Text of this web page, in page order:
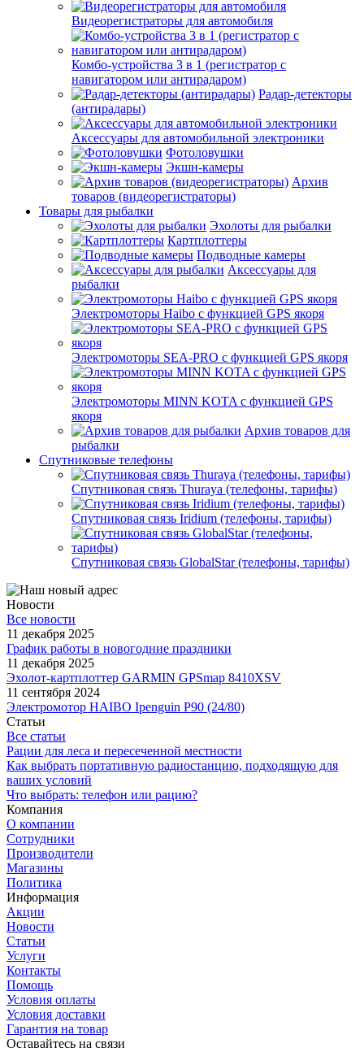
Видеорегистраторы для автомобиля
Комбо-устройства 3 в 1 (регистратор с
навигатором или антирадаром)
Радар-детекторы
(антирадары)
Аксессуары для автомобильной электроники
Фотоловушки
Экшн-камеры
Архив
товаров (видеорегистраторы)
Товары для рыбалки
Эхолоты для рыбалки
Картплоттеры
Подводные камеры
Аксессуары для
рыбалки
Электромоторы Haibo с функцией GPS якоря
Электромоторы SEA-PRO с функцией GPS якоря
Электромоторы MINN KOTA с функцией GPS
якоря
Архив товаров для
рыбалки
Спутниковые телефоны
Спутниковая связь Thuraya (телефоны, тарифы)
Спутниковая связь Iridium (телефоны, тарифы)
Спутниковая связь GlobalStar (телефоны, тарифы)
Новости
Все новости
11 декабря 2025
График работы в новогодние праздники
11 декабря 2025
Эхолот-картплоттер GARMIN GPSmap 8410XSV
11 сентября 2024
Электромотор HAIBO Ipenguin P90 (24/80)
Статьи
Все статьи
Рации для леса и пересеченной местности
Как выбрать портативную радиостанцию, подходящую для
ваших условий
Что выбрать: телефон или рацию?
Компания
О компании
Сотрудники
Производители
Магазины
Политика
Информация
Акции
Новости
Статьи
Услуги
Контакты
Помощь
Условия оплаты
Условия доставки
Гарантия на товар
Оставайтесь на связи